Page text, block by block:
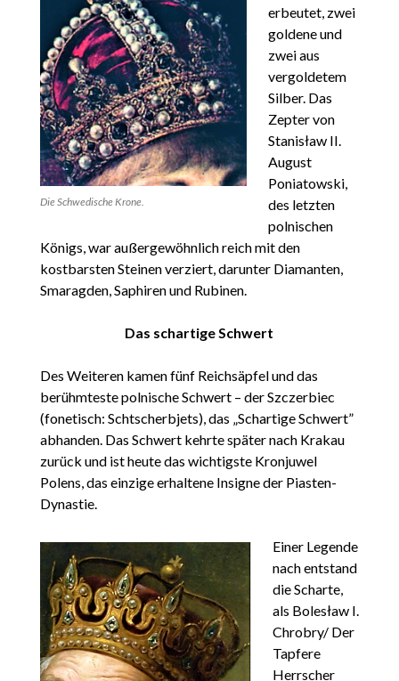
Die Schwedische Krone.
erbeutet, zwei
goldene und
zwei aus
vergoldetem
Silber. Das
Zepter von
Stanisław II.
August
Poniatowski,
des letzten
polnischen
Königs, war außergewöhnlich reich mit den
kostbarsten Steinen verziert, darunter Diamanten,
Smaragden, Saphiren und Rubinen.
Das schartige Schwert
Des Weiteren kamen fünf Reichsäpfel und das
berühmteste polnische Schwert – der Szczerbiec
(fonetisch: Schtscherbjets), das „Schartige Schwert”
abhanden. Das Schwert kehrte später nach Krakau
zurück und ist heute das wichtigste Kronjuwel
Polens, das einzige erhaltene Insigne der Piasten-
Dynastie.
Einer Legende
nach entstand
die Scharte,
als Bolesław I.
Chrobry/ Der
Tapfere
Herrscher